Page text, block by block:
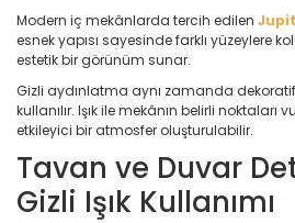
Modern iç mekânlarda tercih edilen
esnek yapısı sayesinde farklı yüzeylere
estetik bir görünüm sunar.
Gizli aydınlatma aynı zamanda
kullanılır. Işık ile mekânın belirli
etkileyici bir atmosfer oluşturulabilir.
Tavan ve Duvar
Gizli Işık Kullanımı